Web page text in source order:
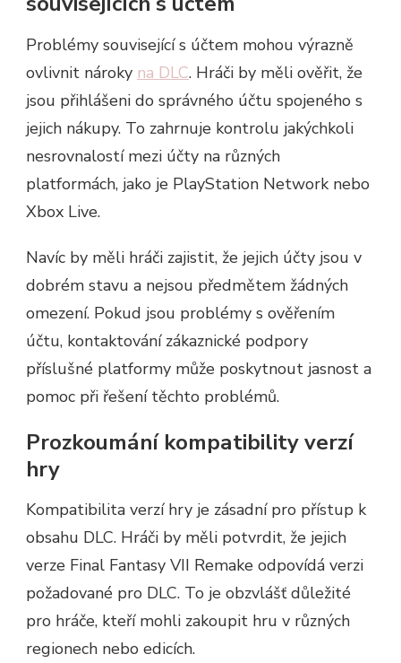
Problémy související s účtem mohou výrazně
ovlivnit nároky na DLC. Hráči by měli ověřit, že
jsou přihlášeni do správného účtu spojeného s
jejich nákupy. To zahrnuje kontrolu jakýchkoli
nesrovnalostí mezi účty na různých
platformách, jako je PlayStation Network nebo
Xbox Live.
Navíc by měli hráči zajistit, že jejich účty jsou v
dobrém stavu a nejsou předmětem žádných
omezení. Pokud jsou problémy s ověřením
účtu, kontaktování zákaznické podpory
příslušné platformy může poskytnout jasnost a
pomoc při řešení těchto problémů.
Prozkoumání kompatibility verzí
hry
Kompatibilita verzí hry je zásadní pro přístup k
obsahu DLC. Hráči by měli potvrdit, že jejich
verze Final Fantasy VII Remake odpovídá verzi
požadované pro DLC. To je obzvlášť důležité
pro hráče, kteří mohli zakoupit hru v různých
regionech nebo edicích.